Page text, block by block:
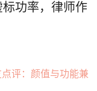
功率，律师作